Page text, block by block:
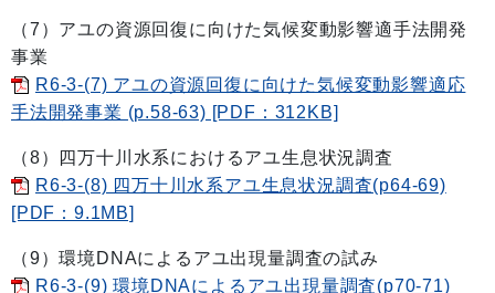
（7）アユの資源回復に向けた気候変動影響適手法開発
事業
R6-3-(7) アユの資源回復に向けた気候変動影響適応
手法開発事業 (p.58-63) [PDF：312KB]
（8）四万十川水系におけるアユ生息状況調査
R6-3-(8) 四万十川水系アユ生息状況調査(p64-69)
[PDF：9.1MB]
（9）環境DNAによるアユ出現量調査の試み
R6-3-(9) 環境DNAによるアユ出現量調査(p70-71)